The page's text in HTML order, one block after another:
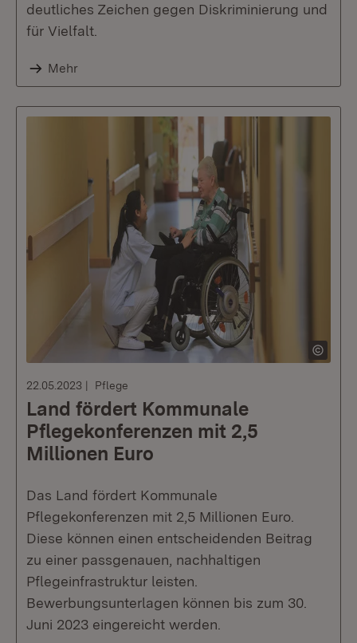
deutliches Zeichen gegen Diskriminierung und
für Vielfalt.
Mehr
22.05.2023 Pflege
Land fördert Kommunale
Pflegekonferenzen mit 2,5
Millionen Euro
Das Land fördert Kommunale
Pflegekonferenzen mit 2,5 Millionen Euro.
Diese können einen entscheidenden Beitrag
zu einer passgenauen, nachhaltigen
Pflegeinfrastruktur leisten.
Bewerbungsunterlagen können bis zum 30.
Juni 2023 eingereicht werden.